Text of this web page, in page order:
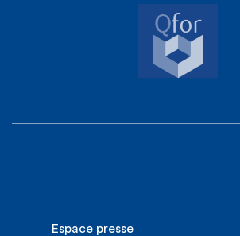
Espace presse